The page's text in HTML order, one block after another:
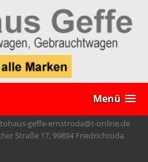
Menü
geffe-ernstroda@t-online.de
Straße 17, 99894 Friedrichroda